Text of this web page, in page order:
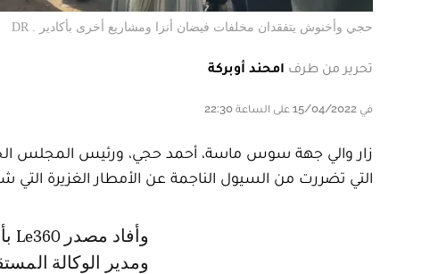
حجي وأخنوش يتفقدان مخلفات فيضان أنزا ومشاريع أخرى بأكادير . DR
تحرير من طرف امحند أوبركة
في 15/04/2022 على الساعة 22:30
زار والي جهة سوس ماسة، أحمد حجي، ورئيس المجلس
التي تضررت من السيول الناجمة عن الأمطار الغزيرة التي
وأفاد مصدر Le360 بأنه على هامش الزيارة قدم كل من مدير شركة العمران،
ومدير الوكالة